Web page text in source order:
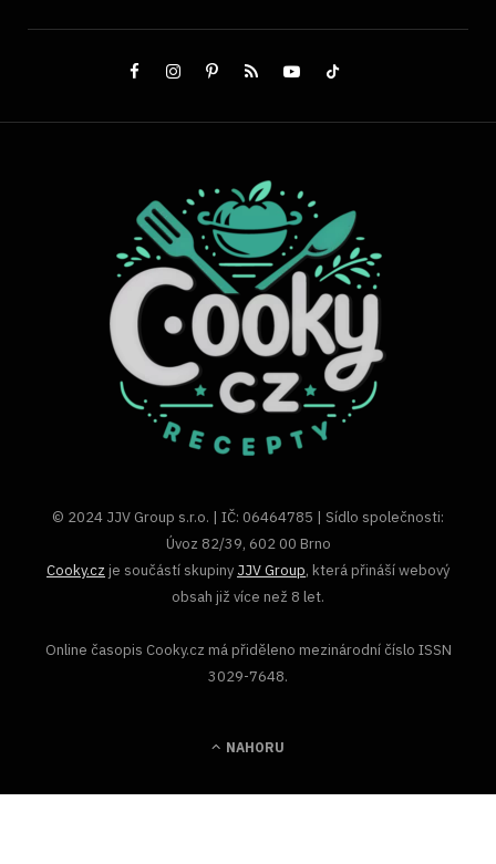
© 2024 JJV Group s.r.o. | IČ: 06464785 | Sídlo společnosti:
Úvoz 82/39, 602 00 Brno
Cooky.cz je součástí skupiny JJV Group, která přináší webový
obsah již více než 8 let.
Online časopis Cooky.cz má přiděleno mezinárodní číslo ISSN
3029-7648.
NAHORU